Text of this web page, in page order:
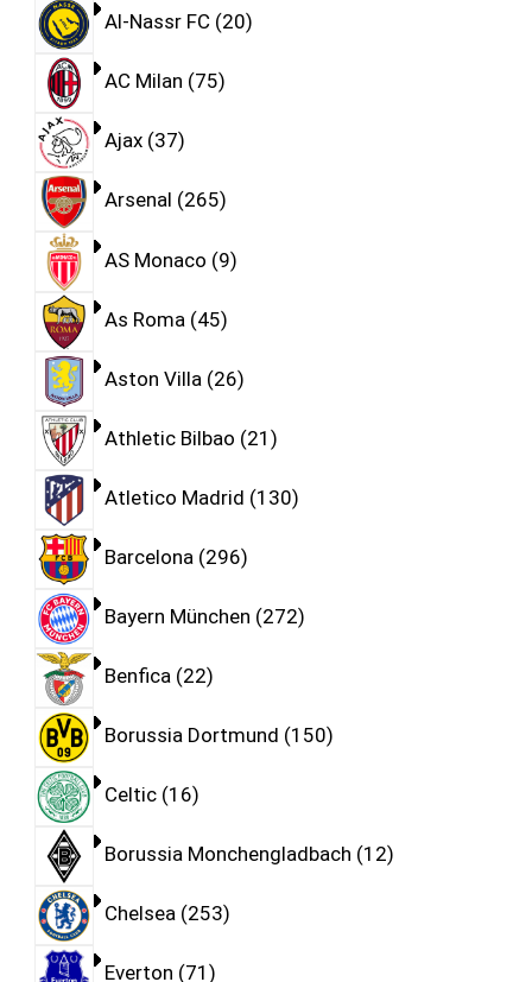
Al-Nassr FC 20
AC Milan 75
Ajax 37
Arsenal 265
AS Monaco 9
As Roma 45
Aston Villa 26
Athletic Bilbao 21
Atletico Madrid 130
Barcelona 296
Bayern München 272
Benfica 22
Borussia Dortmund 150
Celtic 16
Borussia Monchengladbach 12
Chelsea 253
Everton 71